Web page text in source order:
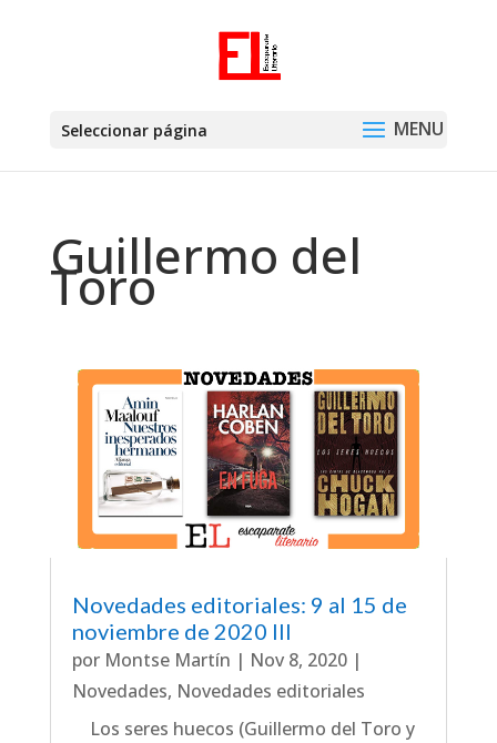
Seleccionar página
Guillermo del
Toro
Novedades editoriales: 9 al 15 de
noviembre de 2020 III
por Montse Martín | Nov 8, 2020|
Novedades, Novedades editoriales
Los seres huecos (Guillermo del Toro y